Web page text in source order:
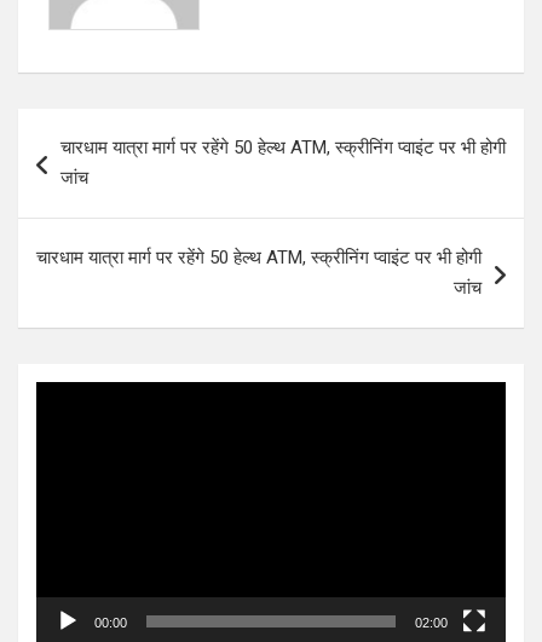
navigation
चारधाम यात्रा मार्ग पर रहेंगे 50 हेल्थ ATM, स्क्रीनिंग प्वाइंट पर भी होगी
जांच
चारधाम यात्रा मार्ग पर रहेंगे 50 हेल्थ ATM, स्क्रीनिंग प्वाइंट पर भी होगी
जांच
00:00 02:00